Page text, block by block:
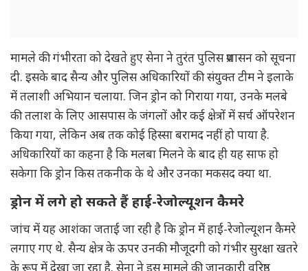
मामले की गंभीरता को देखते हुए सेना ने तुरंत पुलिस प्रशासन को सूचना
दी. इसके बाद सैन्य और पुलिस अधिकारियों की संयुक्त टीम ने इलाके
में तलाशी अभियान चलाया. जिन ड्रोन को गिराया गया, उनके मलबे
की तलाश के लिए आसपास के जंगलों और कई क्षेत्रों में सर्च ऑपरेशन
किया गया, लेकिन अब तक कोई हिस्सा बरामद नहीं हो पाया है.
अधिकारियों का कहना है कि मलबा मिलने के बाद ही यह साफ हो
सकेगा कि ड्रोन किस तकनीक के थे और उनका मकसद क्या था.
ड्रोन में लगे हो सकते हैं हाई-रेजोल्यूशन कैमरे
जांच में यह आशंका जताई जा रही है कि ड्रोन में हाई-रेजोल्यूशन कैमरे
लगाए गए थे. सैन्य क्षेत्र के ऊपर उनकी मौजूदगी को गंभीर सुरक्षा खतरे
के रूप में देखा जा रहा है. सेना ने इस मामले की जानकारी वरिष्ठ